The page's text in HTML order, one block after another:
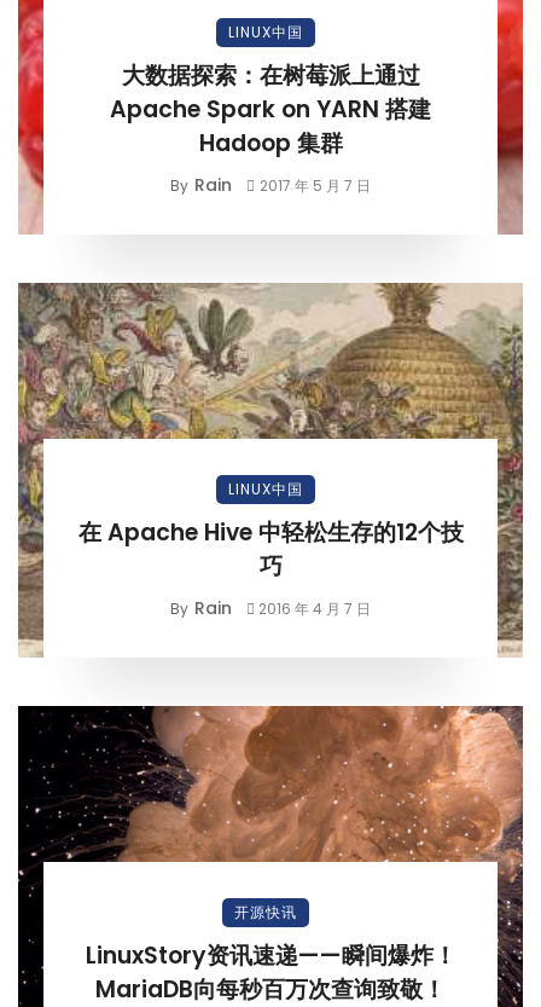
LINUX中国
大数据探索：在树莓派上通过
Apache Spark on YARN 搭建
Hadoop 集群
By Rain 2017 年 5 月 7 日
LINUX中国
在 Apache Hive 中轻松生存的12个技
巧
By Rain 2016 年 4 月 7 日
开源快讯
LinuxStory资讯速递——瞬间爆炸！
MariaDB向每秒百万次查询致敬！